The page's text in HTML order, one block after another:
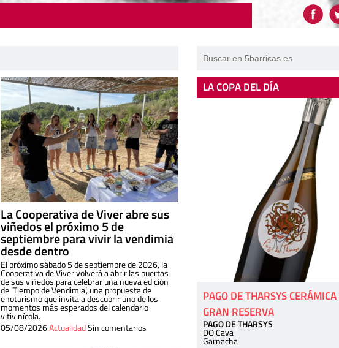
La Cooperativa de Viver abre sus
viñedos el próximo 5 de
septiembre para vivir la vendimia
desde dentro
El próximo sábado 5 de septiembre de 2026, la
Cooperativa de Viver volverá a abrir las puertas
de sus viñedos para celebrar una nueva edición
de ‘Tiempo de Vendimia’, una propuesta de
enoturismo que invita a descubrir uno de los
momentos más esperados del calendario
vitivinícola.
05/08/2026ActualidadSin comentarios
LA COPA DEL DÍA
PAGO DE THARSYS
GRAN RESERVA
PAGO DE THARSYS
DO Cava
Garnacha